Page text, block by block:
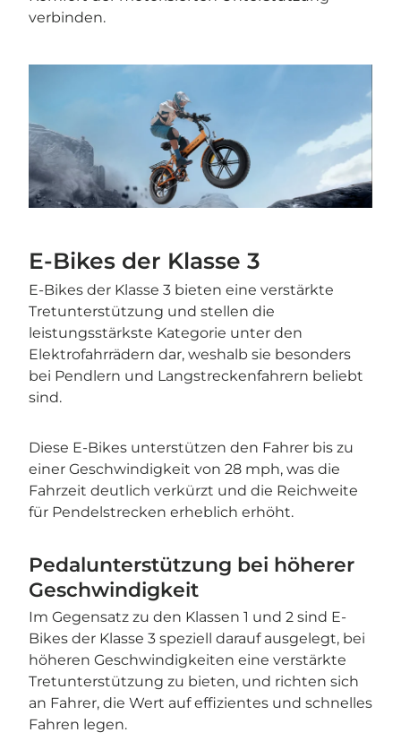
verbinden.
E-Bikes der Klasse 3
E-Bikes der Klasse 3 bieten eine verstärkte
Tretunterstützung und stellen die
leistungsstärkste Kategorie unter den
Elektrofahrrädern dar, weshalb sie besonders
bei Pendlern und Langstreckenfahrern beliebt
sind.
Diese E-Bikes unterstützen den Fahrer bis zu
einer Geschwindigkeit von 28 mph, was die
Fahrzeit deutlich verkürzt und die Reichweite
für Pendelstrecken erheblich erhöht.
Pedalunterstützung bei höherer
Geschwindigkeit
Im Gegensatz zu den Klassen 1 und 2 sind E-
Bikes der Klasse 3 speziell darauf ausgelegt, bei
höheren Geschwindigkeiten eine verstärkte
Tretunterstützung zu bieten, und richten sich
an Fahrer, die Wert auf effizientes und schnelles
Fahren legen.